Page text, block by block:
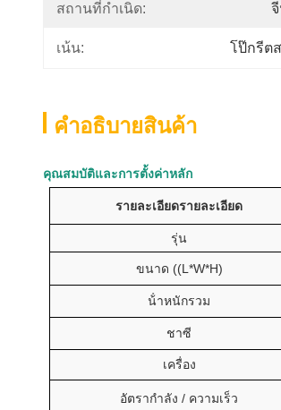
สถานที่กำเนิด:
เน้น: โป๊กรีต
คําอธิบายสินค้า
คุณสมบัติและการตั้งค่าหลัก
รายละเอียดรายละเอียด
รุ่น
ขนาด ((L*W*H)
น้ําหนักรวม
ชาซี
เครื่อง
อัตรากําลัง / ความเร็ว